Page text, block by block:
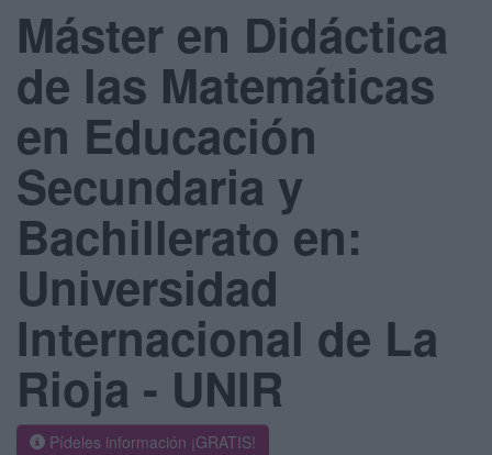
Máster en Didáctica
de las Matemáticas
en Educación
Secundaria y
Bachillerato en:
Universidad
Internacional de La
Rioja - UNIR
Pídeles información ¡GRATIS!